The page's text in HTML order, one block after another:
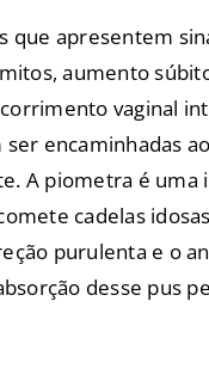
que apresentem
aumento
vaginal
ser encaminhadas
A piometra é uma
cadelas
purulenta e o
desse pus